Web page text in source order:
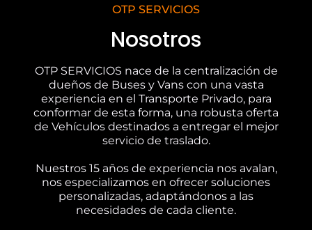
OTP SERVICIOS
Nosotros
OTP SERVICIOS nace de la centralización de
dueños de Buses y Vans con una vasta
experiencia en el Transporte Privado, para
conformar de esta forma, una robusta oferta
de Vehículos destinados a entregar el mejor
servicio de traslado.
Nuestros 15 años de experiencia nos avalan,
nos especializamos en ofrecer soluciones
personalizadas, adaptándonos a las
necesidades de cada cliente.